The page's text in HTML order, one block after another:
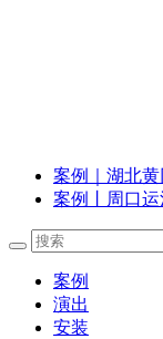
案例｜湖北
案例丨周口
案例
演出
安装